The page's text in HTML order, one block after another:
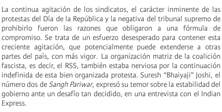
La continua agitación de los sindicatos, el carácter inminente de las
protestas del Día de la República y la negativa del tribunal supremo de
prohibirlo fueron las razones que obligaron a una fórmula de
compromiso. Se trata de un esfuerzo desesperado para contener esta
creciente agitación, que potencialmente puede extenderse a otras
partes del país, con más vigor. La organización matriz de la coalición
fascista, es decir, el RSS, también estaba nerviosa por la continuación
indefinida de esta bien organizada protesta. Suresh “Bhaiyaji” Joshi, el
número dos de Sangh Pariwar, expresó su temor sobre la estabilidad del
gobierno ante un desafío tan decidido, en una entrevista con el Indian
Express.